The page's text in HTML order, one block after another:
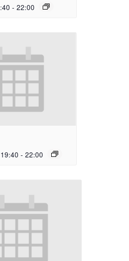
- 22:00
- 22:00